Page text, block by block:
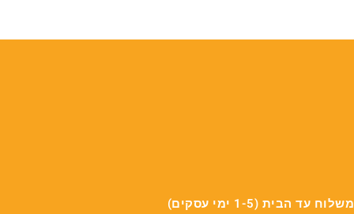
משלוח עד הבית (1-5 ימי עסקים)